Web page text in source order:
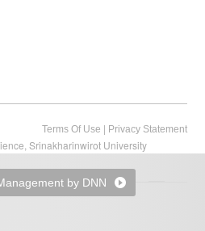
Terms Of Use | Privacy Statement
Srinakharinwirot University
by DNN